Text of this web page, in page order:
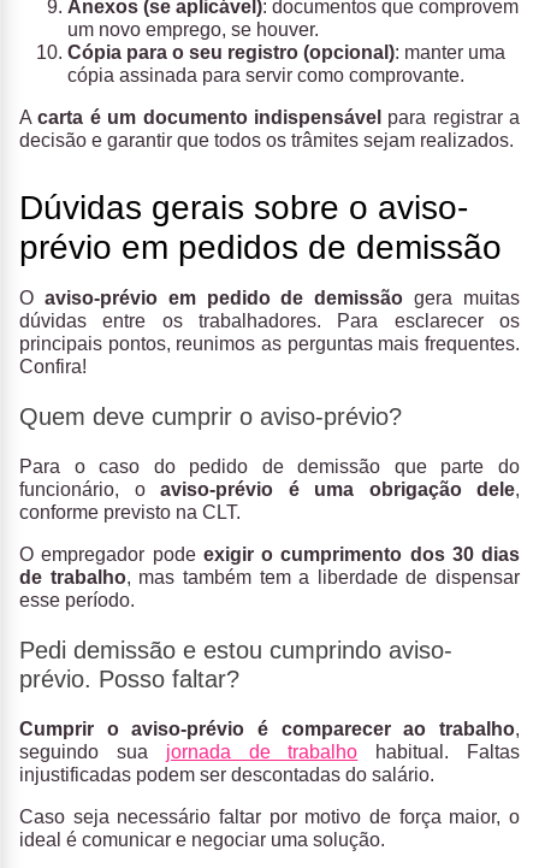
Anexos (se aplicável): documentos que comprovem
um novo emprego, se houver.
Cópia para o seu registro (opcional): manter uma
cópia assinada para servir como comprovante.
Acarta é um documento indispensável para registrar a
decisão e garantir que todos os trâmites sejam realizados.
Dúvidas gerais sobre o aviso-
prévio em pedidos de demissão
O aviso-prévio em pedido de demissão gera muitas
dúvidas entre os trabalhadores. Para esclarecer os
principais pontos, reunimos as perguntas mais frequentes.
Confira!
Quem deve cumprir o aviso-prévio?
Para o caso do pedido de demissão que parte do
funcionário, o aviso-prévio é uma obrigação dele,
conforme previsto na CLT.
O empregador pode exigir o cumprimento dos 30 dias
de trabalho, mas também tem a liberdade de dispensar
esse período.
Pedi demissão e estou cumprindo aviso-
prévio. Posso faltar?
Cumprir o aviso-prévio é comparecer ao trabalho,
seguindo sua jornada de trabalho habitual. Faltas
injustificadas podem ser descontadas do salário.
Caso seja necessário faltar por motivo de força maior, o
ideal é comunicar e negociar uma solução.